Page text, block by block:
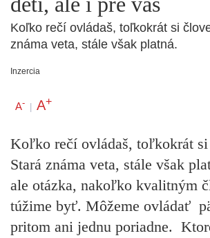
Koľko rečí ovládaš, toľkokrát si
známa veta, stále však platná.
Inzercia
A- | A+
Koľko rečí ovládaš, toľkokrát
Stará známa veta, stále však
ale otázka, nakoľko kvalitným
túžime byť. Môžeme ovládať
pritom ani jednu poriadne.